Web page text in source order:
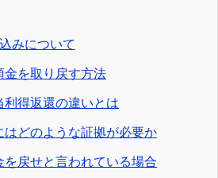
みについて
金を取り戻す方法
利得返還の違いとは
はどのような証拠が必要か
を戻せと言われている場合